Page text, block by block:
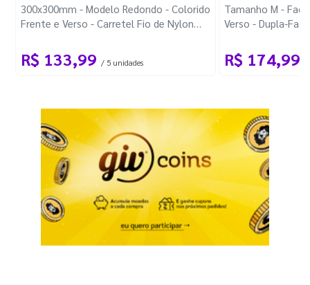
300x300mm - Modelo Redondo - Colorido
Frente e Verso - Carretel Fio de Nylon
R$ 133,99 / 5 unidades
Tamanho M -
Verso - Dupla-
R$ 174,99